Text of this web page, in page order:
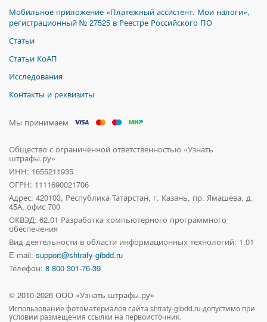
Общество с ограниченной ответственностью «Узнать
штрафы.ру»
ИНН: 1655211935
ОГРН: 1111690021706
Адрес: 420103, Республика Татарстан, г. Казань, пр. Ямашева, д.
45А, офис 700
ОКВЭД: 62.01 Разработка компьютерного программного
обеспечения
Вид деятельности в области информационных технологий: 1.01
E-mail: support@shtrafy-gibdd.ru
Телефон: 8 800 301-76-39
Мобильное приложение «Платежный ассистент. Мои налоги»,
регистрационный № 27525 в Реестре Российского ПО
Статьи
Статьи КоАП
Исследования
Контакты и реквизиты
Мы принимаем
© 2010-2026 ООО «Узнать штрафы.ру»
Использование фотоматериалов сайта shtrafy-gibdd.ru допустимо при
условии размещения ссылки на первоисточник.